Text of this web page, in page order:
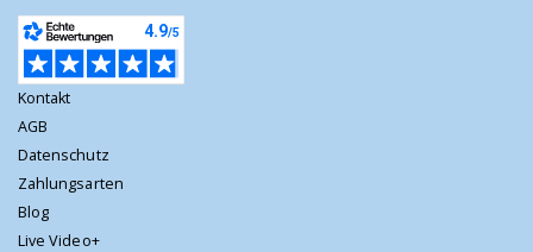
Kontakt
AGB
Datenschutz
Zahlungsarten
Blog
Live Video+